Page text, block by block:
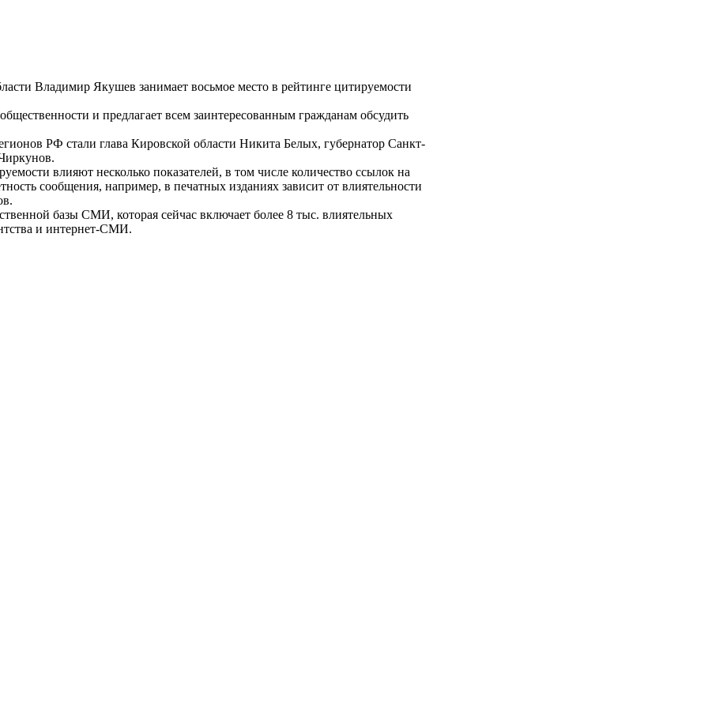
Владимир Якушев занимает восьмое место в рейтинге цитируемости
и предлагает всем заинтересованным гражданам обсудить
РФ стали глава Кировской области Никита Белых, губернатор Санкт-
влияют несколько показателей, в том числе количество ссылок на
сообщения, например, в печатных изданиях зависит от влиятельности
базы СМИ, которая сейчас включает более 8 тыс. влиятельных
и интернет-СМИ.